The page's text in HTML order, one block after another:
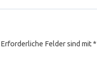
Erforderliche Felder sind mit*